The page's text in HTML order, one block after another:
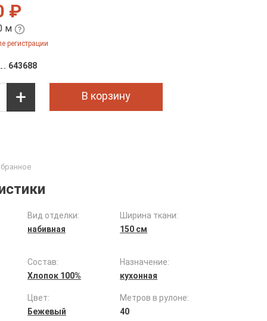
₽
м
регистрации
643688
В корзину
Вид отделки:
набивная
Ширина ткани:
150 см
Состав:
Хлопок 100%
Назначение:
кухонная
Цвет:
Бежевый
Метров в рулоне:
40